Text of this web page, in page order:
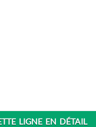
LIGNE EN DÉTAIL